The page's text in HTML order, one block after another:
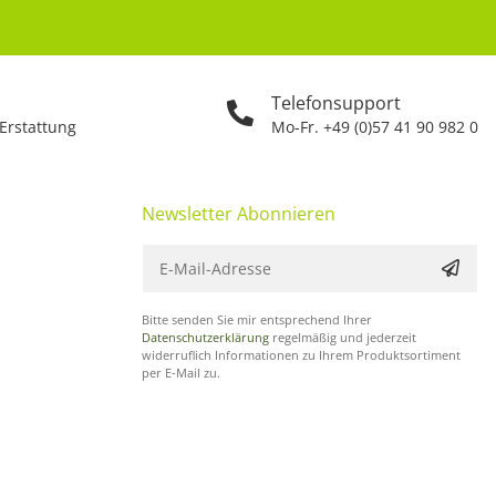
Telefonsupport
Mo-Fr. +49 (0)57 41 90 982 0
Newsletter Abonnieren
Bitte senden Sie mir entsprechend Ihrer
Datenschutzerklärung regelmäßig und jederzeit
widerruflich Informationen zu Ihrem Produktsortiment
per E-Mail zu.